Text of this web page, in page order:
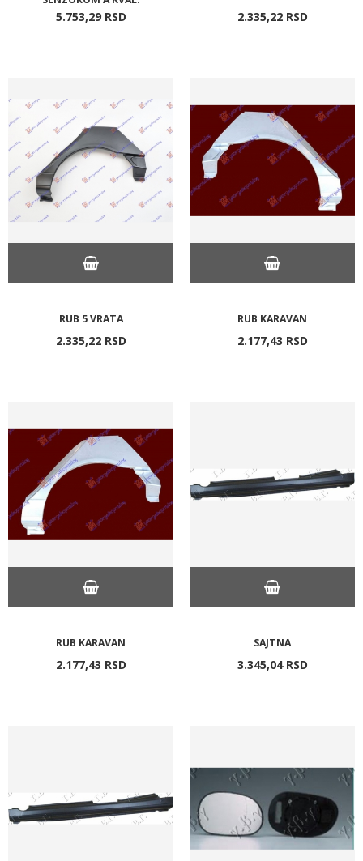
5.753,29 RSD 2.335,22 RSD
RUB 5 VRATA
2.335,22 RSD
RUB KARAVAN
2.177,43 RSD
RUB KARAVAN
2.177,43 RSD
SAJTNA
3.345,04 RSD